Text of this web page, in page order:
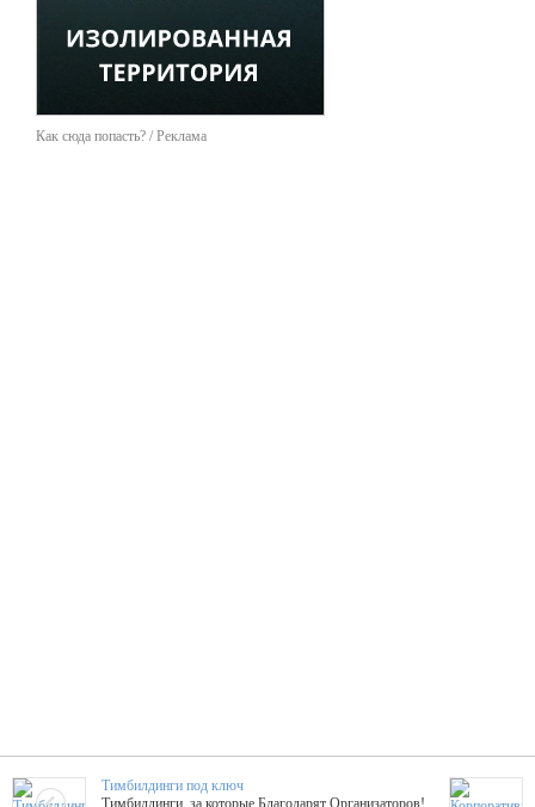
Как сюда попасть? / Реклама
Тимбилдинги под ключ
Тимбилдинги, за которые Благодарят Организаторов!